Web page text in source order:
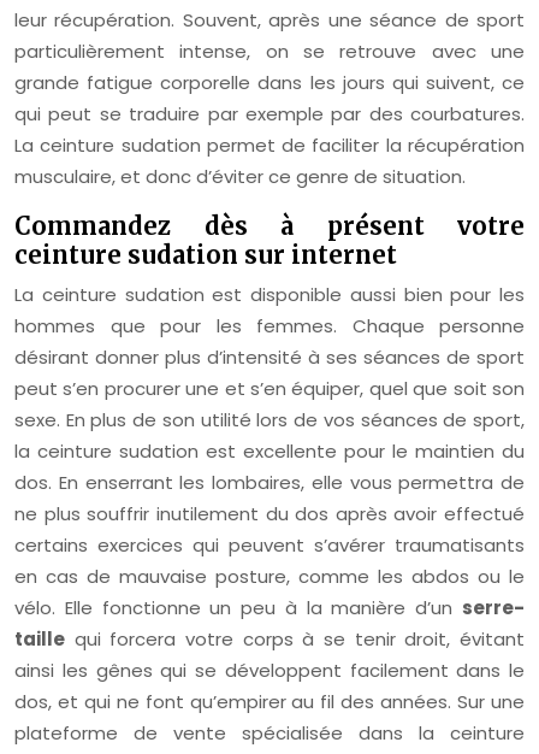
leur récupération. Souvent, après une séance de sport
particulièrement intense, on se retrouve avec une
grande fatigue corporelle dans les jours qui suivent, ce
qui peut se traduire par exemple par des courbatures.
La ceinture sudation permet de faciliter la récupération
musculaire, et donc d’éviter ce genre de situation.
Commandez dès à présent votre
ceinture sudation sur internet
La ceinture sudation est disponible aussi bien pour les
hommes que pour les femmes. Chaque personne
désirant donner plus d’intensité à ses séances de sport
peut s’en procurer une et s’en équiper, quel que soit son
sexe. En plus de son utilité lors de vos séances de sport,
la ceinture sudation est excellente pour le maintien du
dos. En enserrant les lombaires, elle vous permettra de
ne plus souffrir inutilement du dos après avoir effectué
certains exercices qui peuvent s’avérer traumatisants
en cas de mauvaise posture, comme les abdos ou le
vélo. Elle fonctionne un peu à la manière d’un serre-
taille qui forcera votre corps à se tenir droit, évitant
ainsi les gênes qui se développent facilement dans le
dos, et qui ne font qu’empirer au fil des années. Sur une
plateforme de vente spécialisée dans la ceinture